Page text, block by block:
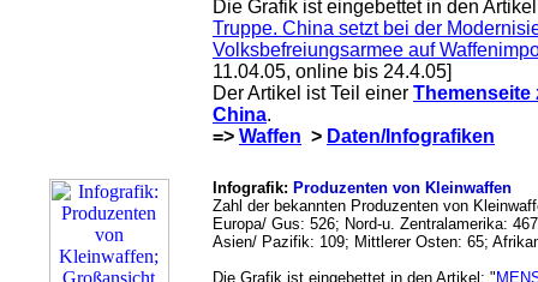
Die Grafik ist eingebettet in den
Truppe. China setzt bei der
Volksbefreiungsarmee auf
11.04.05, online bis 24.4.05]
Der Artikel ist Teil einer Themenseite
China.
=> Waffen > Daten/Infografiken
Infografik: Produzenten von Kleinwaffen
Zahl der bekannten Produzenten von
Europa/ Gus: 526; Nord-u. Zentralamerika:
Asien/ Pazifik: 109; Mittlerer Osten: 65;
Die Grafik ist eingebettet in den Artikel: "